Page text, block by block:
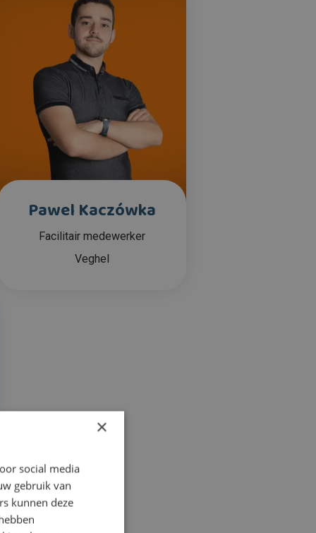
Pawel Kaczówka
Facilitair medewerker
Veghel
×
social media
gebruik van
kunnen deze